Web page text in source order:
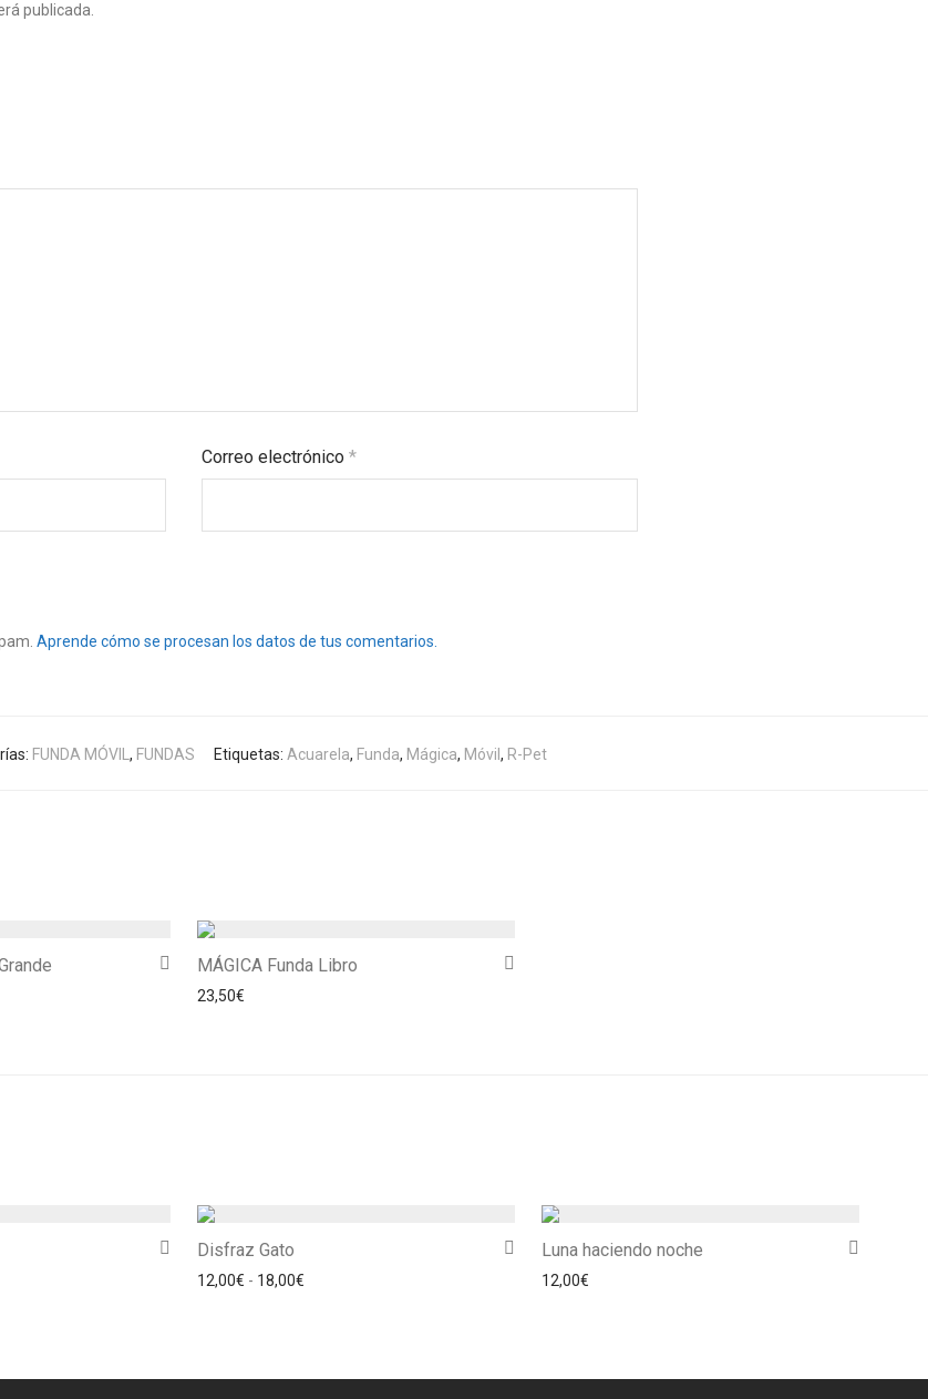
publicada.
Correo electrónico*
Aprende cómo se procesan los datos de tus comentarios.
FUNDA MÓVIL , FUNDAS Etiquetas: Acuarela, Funda, Mágica, Móvil , R-Pet
MÁGICA Funda Libro
23,50€
de precios: desde 12,00€ hasta 18,00€
Disfraz Gato
12,00€ - 18,00€ Rango de precios: desde 12,00€ hasta 18,00€
Luna haciendo noche
12,00€